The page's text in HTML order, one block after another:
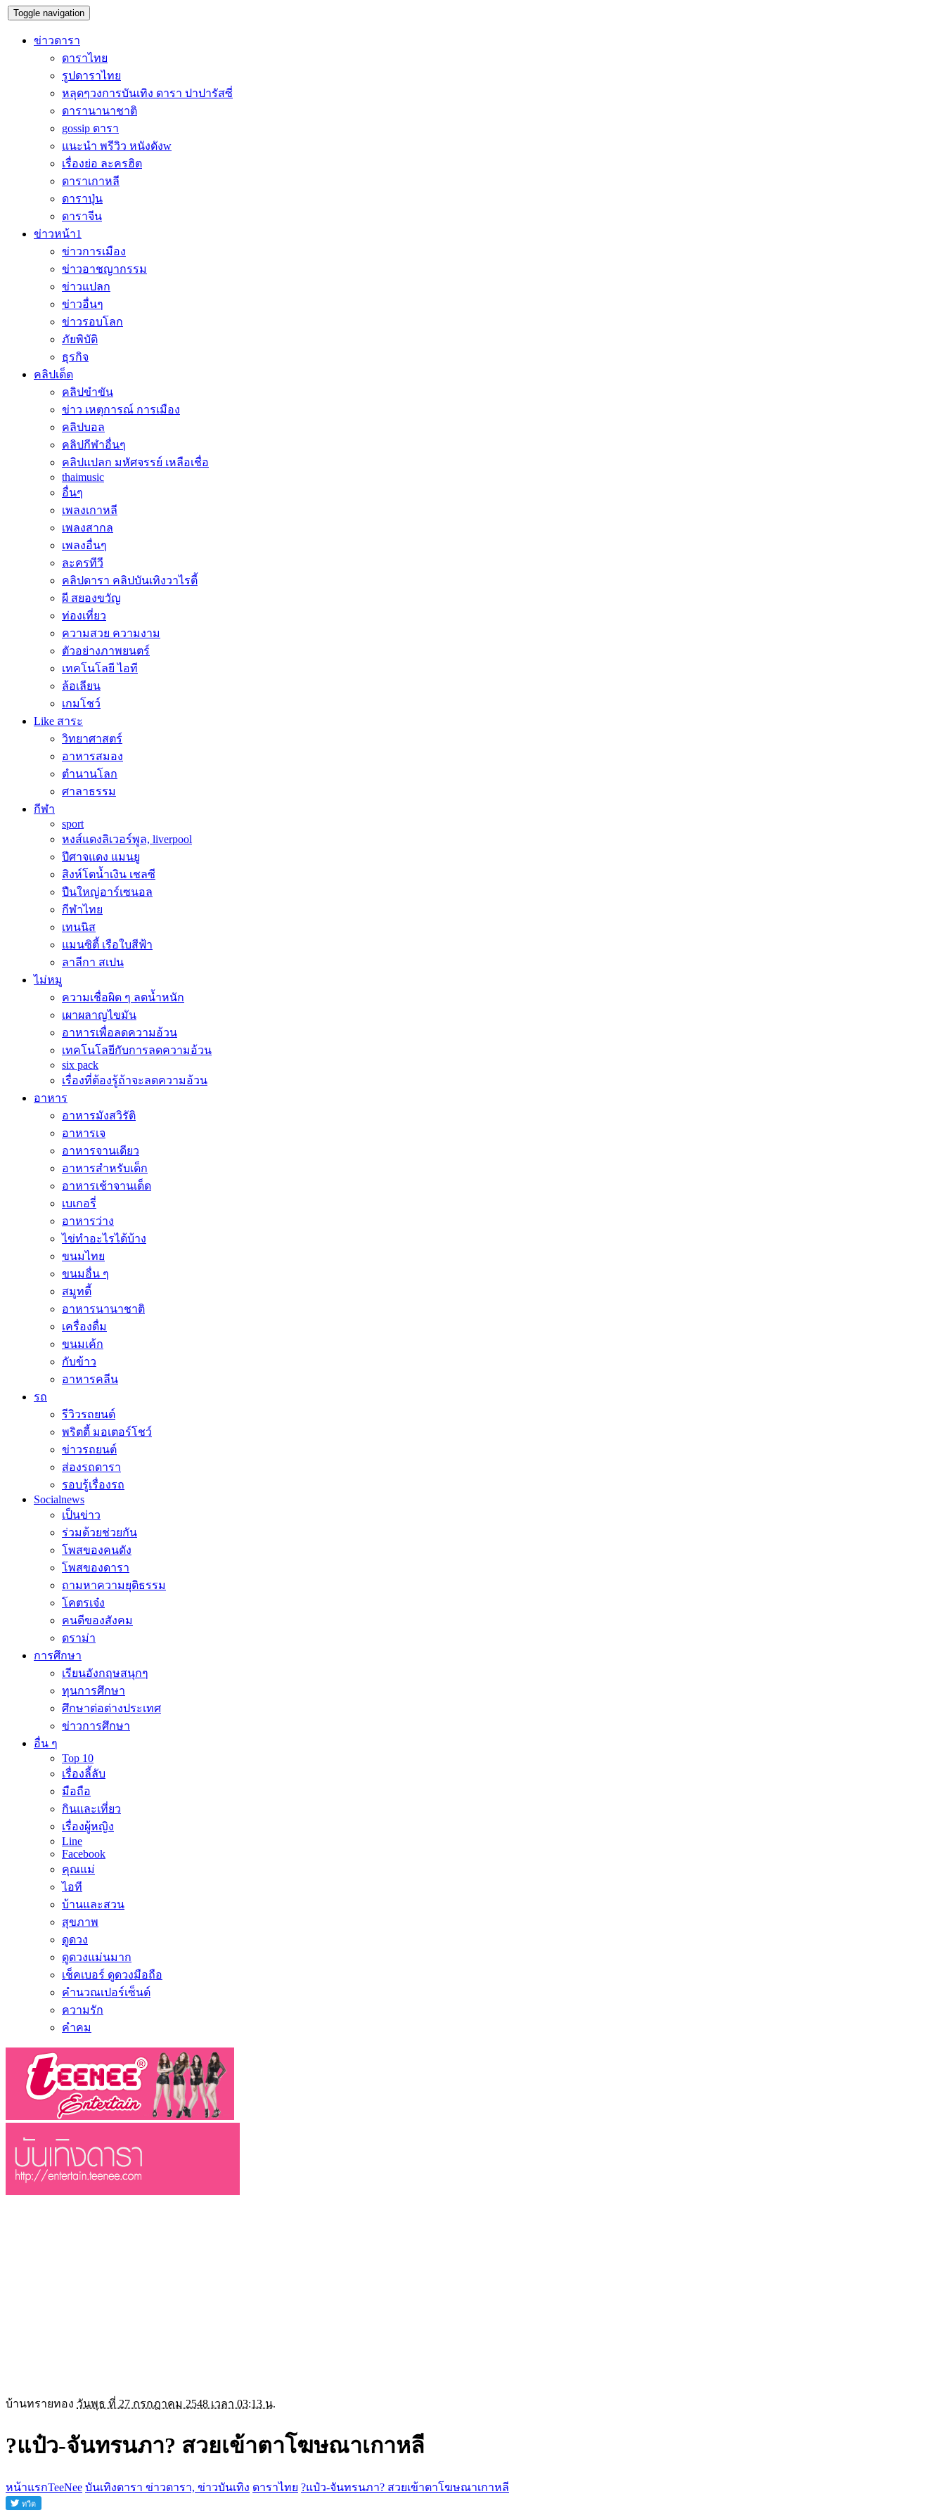
Toggle navigation
ข่าวดารา
ดาราไทย
รูปดาราไทย
หลุดๆวงการบันเทิง ดารา ปาปารัสซี่
ดารานานาชาติ
gossip ดารา
แนะนำ พรีวิว หนังดังw
เรื่องย่อ ละครฮิต
ดาราเกาหลี
ดาราปุ่น
ดาราจีน
ข่าวหน้า1
ข่าวการเมือง
ข่าวอาชญากรรม
ข่าวแปลก
ข่าวอื่นๆ
ข่าวรอบโลก
ภัยพิบัติ
ธุรกิจ
คลิปเด็ด
คลิปขำขัน
ข่าว เหตุการณ์ การเมือง
คลิปบอล
คลิปกีฬาอื่นๆ
คลิปแปลก มหัศจรรย์ เหลือเชื่อ
thaimusic
อื่นๆ
เพลงเกาหลี
เพลงสากล
เพลงอื่นๆ
ละครทีวี
คลิปดารา คลิปบันเทิงวาไรตี้
ผี สยองขวัญ
ท่องเที่ยว
ความสวย ความงาม
ตัวอย่างภาพยนตร์
เทคโนโลยี ไอที
ล้อเลียน
เกมโชว์
Like สาระ
วิทยาศาสตร์
อาหารสมอง
ตำนานโลก
ศาลาธรรม
กีฬา
sport
หงส์แดงลิเวอร์พูล, liverpool
ปีศาจแดง แมนยู
สิงห์โตน้ำเงิน เชลซี
ปืนใหญ่อาร์เซนอล
กีฬาไทย
เทนนิส
แมนซิตี้ เรือใบสีฟ้า
ลาลีกา สเปน
ไม่หมู
ความเชื่อผิด ๆ ลดน้ำหนัก
เผาผลาญไขมัน
อาหารเพื่อลดความอ้วน
เทคโนโลยีกับการลดความอ้วน
six pack
เรื่องที่ต้องรู้ถ้าจะลดความอ้วน
อาหาร
อาหารมังสวิรัติ
อาหารเจ
อาหารจานเดียว
อาหารสำหรับเด็ก
อาหารเช้าจานเด็ด
เบเกอรี่
อาหารว่าง
ไข่ทำอะไรได้บ้าง
ขนมไทย
ขนมอื่น ๆ
สมูทตี้
อาหารนานาชาติ
เครื่องดื่ม
ขนมเค้ก
กับข้าว
อาหารคลีน
รถ
รีวิวรถยนต์
พริตตี้ มอเตอร์โชว์
ข่าวรถยนต์
ส่องรถดารา
รอบรู้เรื่องรถ
Socialnews
เป็นข่าว
ร่วมด้วยช่วยกัน
โพสของคนดัง
โพสของดารา
ถามหาความยุติธรรม
โคตรเจ๋ง
คนดีของสังคม
ดราม่า
การศึกษา
เรียนอังกฤษสนุกๆ
ทุนการศึกษา
ศึกษาต่อต่างประเทศ
ข่าวการศึกษา
อื่น ๆ
Top 10
เรื่องลี้ลับ
มือถือ
กินและเที่ยว
เรื่องผู้หญิง
Line
Facebook
คุณแม่
ไอที
บ้านและสวน
สุขภาพ
ดูดวง
ดูดวงแม่นมาก
เช็คเบอร์ ดูดวงมือถือ
คำนวณเปอร์เซ็นต์
ความรัก
คำคม
บ้านทรายทอง วันพุธ ที่ 27 กรกฎาคม 2548 เวลา 03:13 น.
?แป๋ว-จันทรนภา? สวยเข้าตาโฆษณาเกาหลี
หน้าแรกTeeNee บันเทิงดารา ข่าวดารา, ข่าวบันเทิง ดาราไทย ?แป๋ว-จันทรนภา? สวยเข้าตาโฆษณาเกาหลี